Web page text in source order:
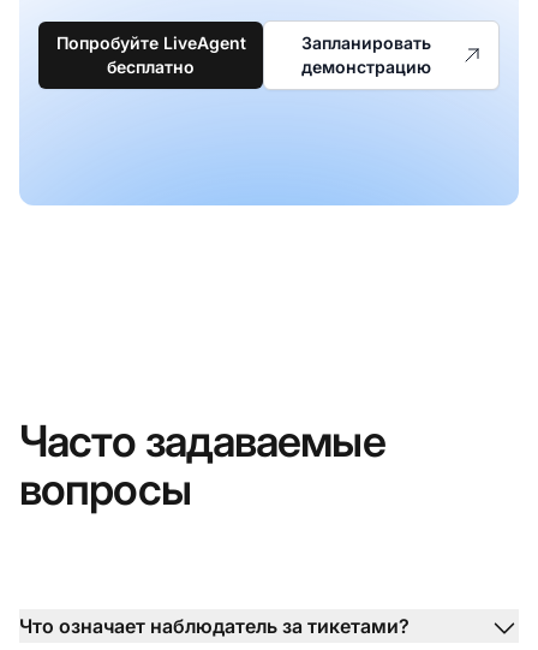
Попробуйте LiveAgent
бесплатно
Запланировать
демонстрацию
Часто задаваемые
вопросы
Что означает наблюдатель за тикетами?